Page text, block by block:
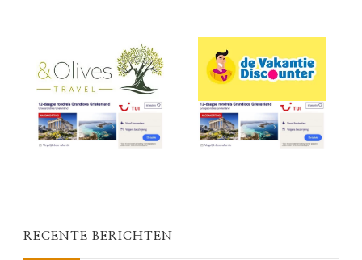
RECENTE BERICHTEN